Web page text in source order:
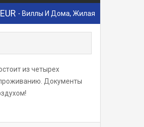
- Виллы И Дома, Жилая
из четырех
проживанию. Документы